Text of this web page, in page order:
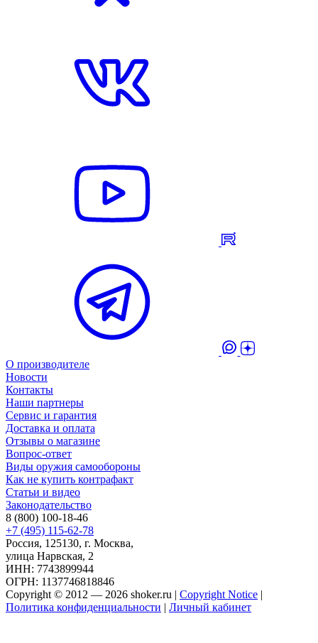
О производителе
Новости
Контакты
Наши партнеры
Сервис и гарантия
Доставка и оплата
Отзывы о магазине
Вопрос-ответ
Виды оружия самообороны
Как не купить контрафакт
Статьи и видео
Законодательство
8 (800) 100-18-46
+7 (495) 115-62-78
Россия, 125130, г. Москва,
улица Нарвская, 2
ИНН: 7743899944
ОГРН: 1137746818846
Copyright © 2012 — 2026 shoker.ru | Copyright Notice |
Политика конфиденциальности | Личный кабинет